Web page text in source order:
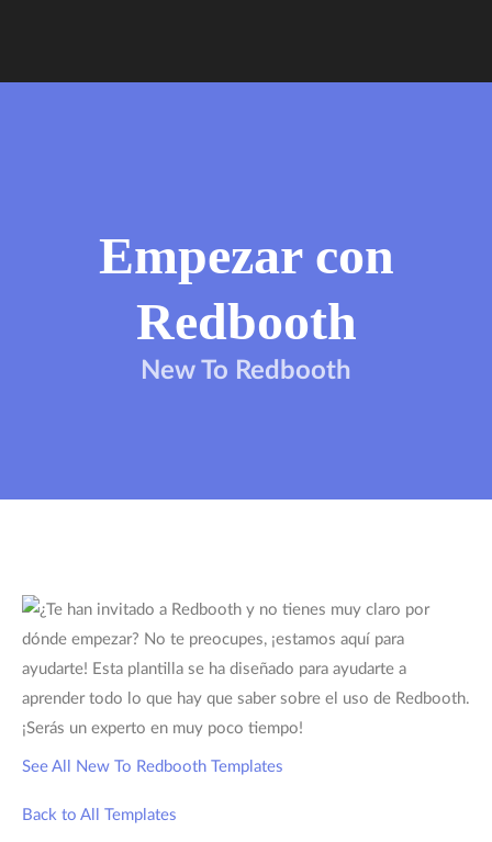
Empezar con
Redbooth
New To Redbooth
See All New To Redbooth Templates
Back to All Templates